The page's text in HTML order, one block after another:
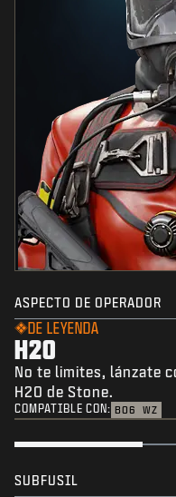
ASPECTO DE OPERADOR
DE LEYENDA
H2O
No te limites, lánzate
H2O de Stone.
COMPATIBLE CON: BO6 WZ
SUBFUSIL